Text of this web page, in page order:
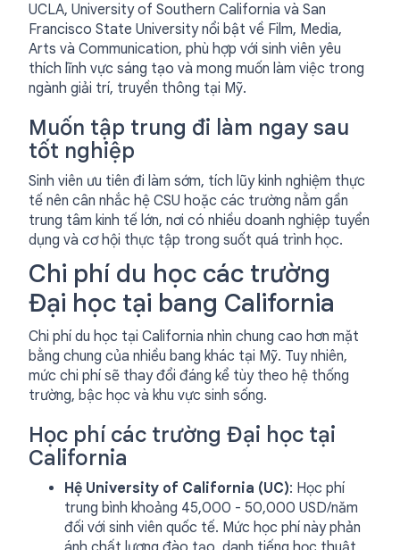
UCLA, University of Southern California và San
Francisco State University nổi bật về Film, Media,
Arts và Communication, phù hợp với sinh viên yêu
thích lĩnh vực sáng tạo và mong muốn làm việc trong
ngành giải trí, truyền thông tại Mỹ.
Muốn tập trung đi làm ngay sau
tốt nghiệp
Sinh viên ưu tiên đi làm sớm, tích lũy kinh nghiệm thực
tế nên cân nhắc hệ CSU hoặc các trường nằm gần
trung tâm kinh tế lớn, nơi có nhiều doanh nghiệp tuyển
dụng và cơ hội thực tập trong suốt quá trình học.
Chi phí du học các trường
Đại học tại bang California
Chi phí du học tại California nhìn chung cao hơn mặt
bằng chung của nhiều bang khác tại Mỹ. Tuy nhiên,
mức chi phí sẽ thay đổi đáng kể tùy theo hệ thống
trường, bậc học và khu vực sinh sống.
Học phí các trường Đại học tại
California
Hệ University of California (UC): Học phí
trung bình khoảng 45,000 - 50,000 USD/năm
đối với sinh viên quốc tế. Mức học phí này phản